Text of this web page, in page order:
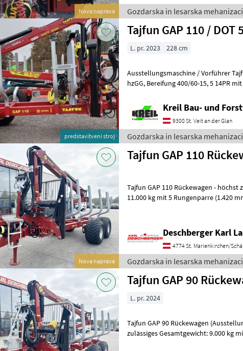
Nova naprava Gozdarska in lesarska
predstavitveni stroj
Tajfun GAP 110 / DOT
L. pr. 2023 228 cm
Ausstellungsmaschine / Vorführer
hzGG, Bereifung 400/60-15, 5 14PR mit 8 Loch Forstfelge, Ventilschutz
Kreil Bau- und
9300 St. Veit an der Glan
Gozdarska in lesarska
Nova naprava
Tajfun GAP 110
Tajfun GAP 110 Rückewagen - höchst zulässiges Gesamtgewicht:
11.000 kg mit 5 Rungenparre (1.420 mm h och),
Deschberger Karl
4774 St. Marienkirchen/
Gozdarska in lesarska
Tajfun GAP 90
L. pr. 2024
Tajfun GAP 90 Rückewagen
zulässiges Gesamtgewicht: 9.000 kg